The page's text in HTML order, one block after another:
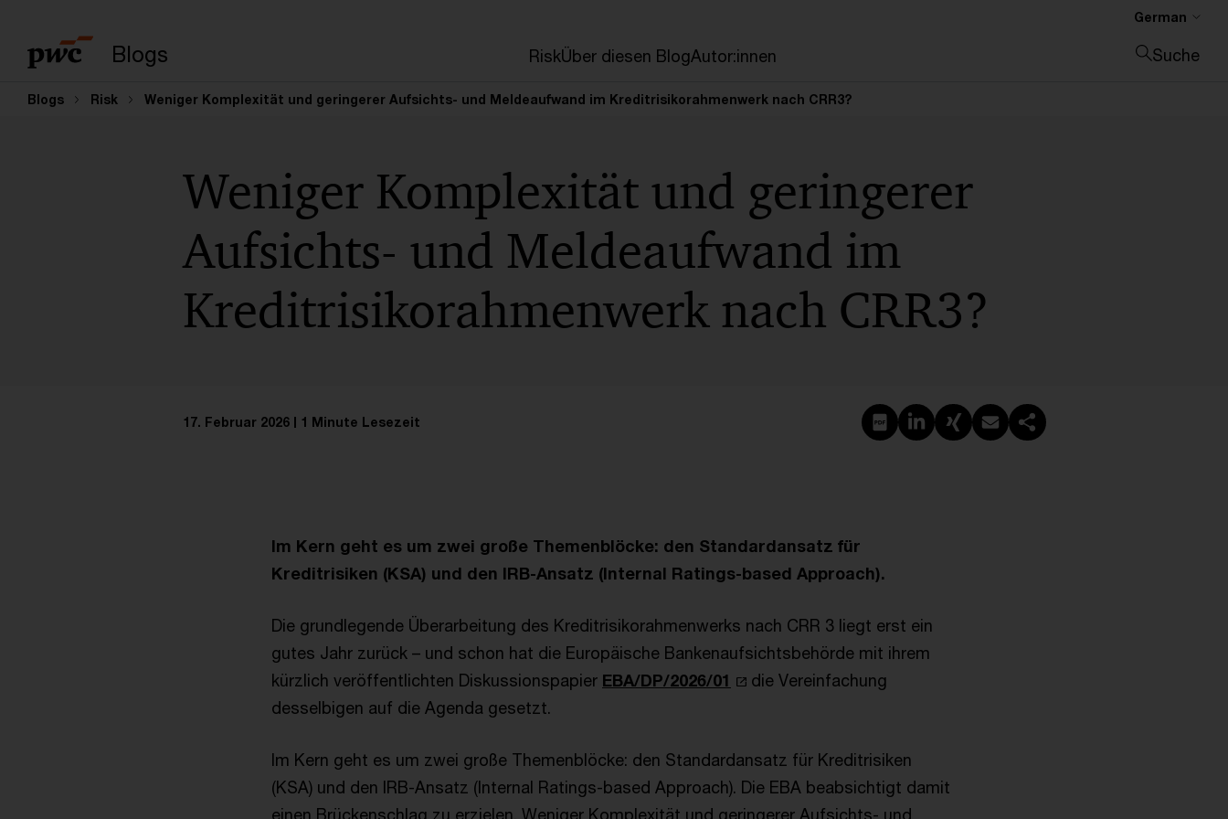
Blogs RiskÜber diesen BlogAutor:innen
German
Suche
Blogs Risk Weniger Komplexität und geringerer Aufsichts- und Meldeaufwand im Kreditrisikorahmenwerk nach CRR3?
Weniger Komplexität und geringerer
Aufsichts- und Meldeaufwand im
Kreditrisikorahmenwerk nach CRR3?
17. Februar 2026 1 Minute Lesezeit PDF erstellen
Auf LinkedIn teilen
Auf Xing teilen
Per E-Mail teilen
Link kopieren
Im Kern geht es um zwei große Themenblöcke: den Standardansatz für
Kreditrisiken (KSA) und den IRB-Ansatz (Internal Ratings-based Approach).
Die grundlegende Überarbeitung des Kreditrisikorahmenwerks nach CRR 3 liegt erst ein
gutes Jahr zurück – und schon hat die Europäische Bankenaufsichtsbehörde mit ihrem
kürzlich veröffentlichten Diskussionspapier EBA/DP/2026/01
die Vereinfachung
desselbigen auf die Agenda gesetzt.
Im Kern geht es um zwei große Themenblöcke: den Standardansatz für Kreditrisiken
(KSA) und den IRB-Ansatz (Internal Ratings-based Approach). Die EBA beabsichtigt damit
einen Brückenschlag zu erzielen. Weniger Komplexität und geringerer Aufsichts- und